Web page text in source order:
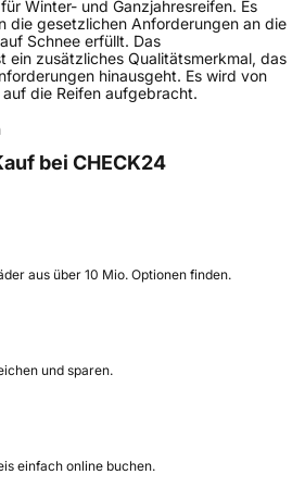
Winter- und Ganzjahresreifen. Es
die gesetzlichen Anforderungen an die
Schnee erfüllt. Das
ein zusätzliches Qualitätsmerkmal, das
hinausgeht. Es wird von
die Reifen aufgebracht.
bei CHECK24
aus über 10 Mio. Optionen finden.
und sparen.
einfach online buchen.